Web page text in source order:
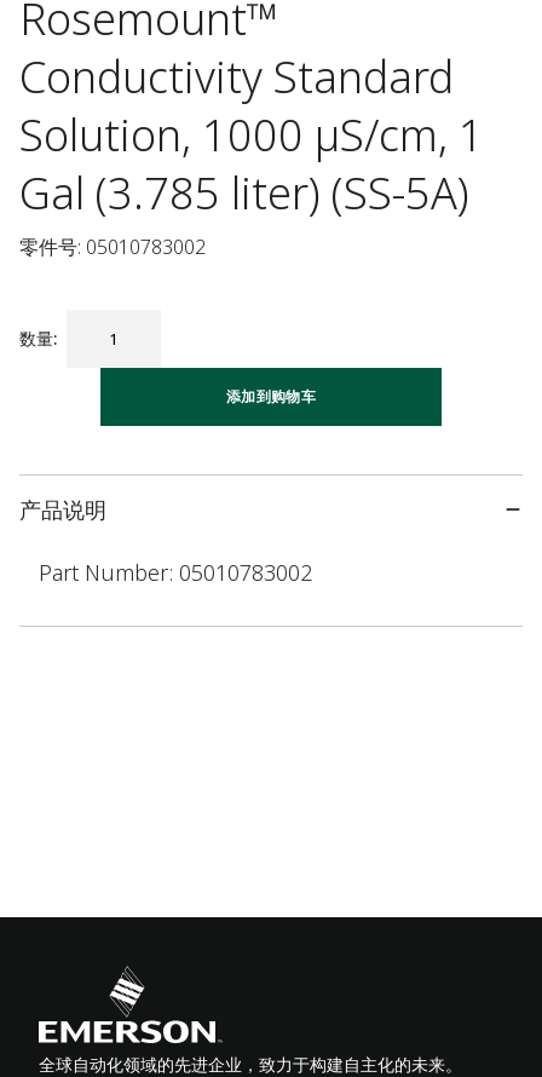
Rosemount™
Conductivity Standard
Solution, 1000 µS/cm, 1
Gal (3.785 liter) (SS-5A)
零件号: 05010783002
数量:
添加到购物车
产品说明
Part Number: 05010783002
全球自动化领域的先进企业，致力于构建自主化的未来。